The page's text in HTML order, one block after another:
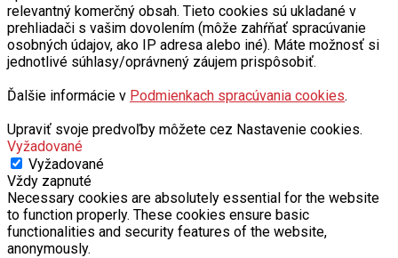
relevantný komerčný obsah. Tieto cookies sú ukladané v
prehliadači s vašim dovolením (môže zahŕňať spracúvanie
osobných údajov, ako IP adresa alebo iné). Máte možnosť si
jednotlivé súhlasy/oprávnený záujem prispôsobiť.
Ďalšie informácie v Podmienkach spracúvania cookies.
Upraviť svoje predvoľby môžete cez Nastavenie cookies.
Vyžadované
Vyžadované
Vždy zapnuté
Necessary cookies are absolutely essential for the website
to function properly. These cookies ensure basic
functionalities and security features of the website,
anonymously.